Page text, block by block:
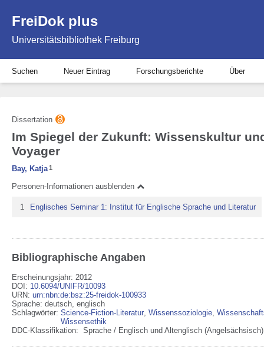
FreiDok plus
Universitätsbibliothek Freiburg
Suchen Neuer Eintrag Forschungsberichte Über
Dissertation
Im Spiegel der Zukunft: Wissenskultur
Voyager
Bay, Katja1
Personen-Informationen ausblenden
1 Englisches Seminar 1: Institut für Englische Sprache und Literatur
Bibliographische Angaben
Erscheinungsjahr: 2012
DOI : 10.6094/UNIFR/10093
URN: urn:nbn:de:bsz:25-freidok-100933
Sprache: deutsch, englisch
Schlagwörter: Science-Fiction-Literatur, Wissenssoziologie,
Wissensethik
DDC-Klassifikation: Sprache / Englisch und Altenglisch (Angelsächsisch)